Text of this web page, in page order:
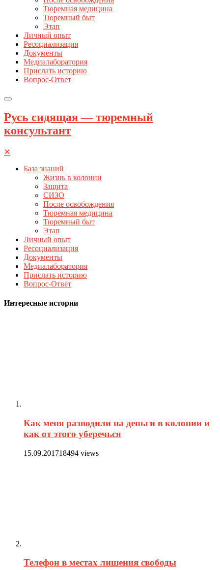
Тюремная медицина
Тюремный быт
Этап
Личный опыт
Ресоциализация
Документы
Медиалаборатория
Прислать историю
Вопрос-Ответ
Русь сидящая — тюремный
консультант
✕
База знаний
Жизнь в колонии
Защита
СИЗО
После освобождения
Тюремная медицина
Тюремный быт
Этап
Личный опыт
Ресоциализация
Документы
Медиалаборатория
Прислать историю
Вопрос-Ответ
Интересные истории
Как меня разводили на деньги в колонии и
как от этого уберечься
15.09.201718494 views
Телефон в местах лишения свободы